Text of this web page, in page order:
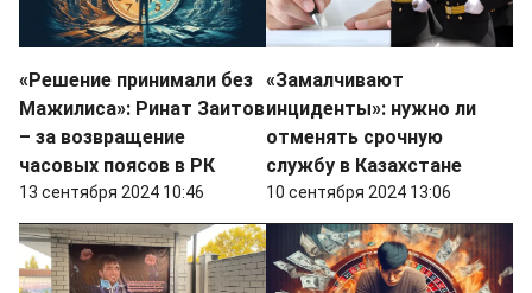
«Решение принимали без
Мажилиса»: Ринат Заитов
– за возвращение
часовых поясов в РК
13 сентября 2024 10:46
«Замалчивают
инциденты»: нужно ли
отменять срочную
службу в Казахстане
10 сентября 2024 13:06